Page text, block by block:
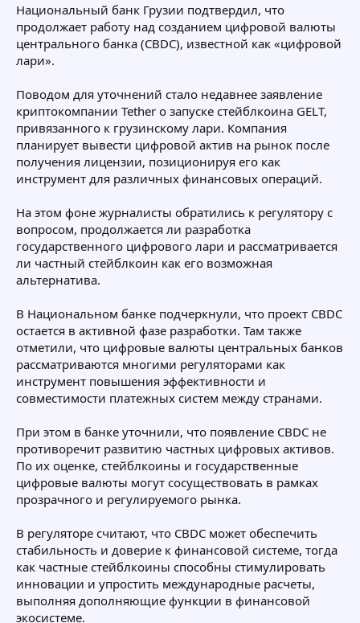
я
я
я
ы
Национальный банк Грузии подтвердил, что
продолжает работу над созданием цифровой валюты
центрального банка (CBDC), известной как «цифровой
лари».
Поводом для уточнений стало недавнее заявление
криптокомпании Tether о запуске стейблкоина GELT,
привязанного к грузинскому лари. Компания
планирует вывести цифровой актив на рынок после
получения лицензии, позиционируя его как
инструмент для различных финансовых операций.
На этом фоне журналисты обратились к регулятору с
вопросом, продолжается ли разработка
государственного цифрового лари и рассматривается
ли частный стейблкоин как его возможная
альтернатива.
В Национальном банке подчеркнули, что проект CBDC
остается в активной фазе разработки. Там также
отметили, что цифровые валюты центральных банков
рассматриваются многими регуляторами как
инструмент повышения эффективности и
совместимости платежных систем между странами.
При этом в банке уточнили, что появление CBDC не
противоречит развитию частных цифровых активов.
По их оценке, стейблкоины и государственные
цифровые валюты могут сосуществовать в рамках
прозрачного и регулируемого рынка.
В регуляторе считают, что CBDC может обеспечить
стабильность и доверие к финансовой системе, тогда
как частные стейблкоины способны стимулировать
инновации и упростить международные расчеты,
выполняя дополняющие функции в финансовой
экосистеме.